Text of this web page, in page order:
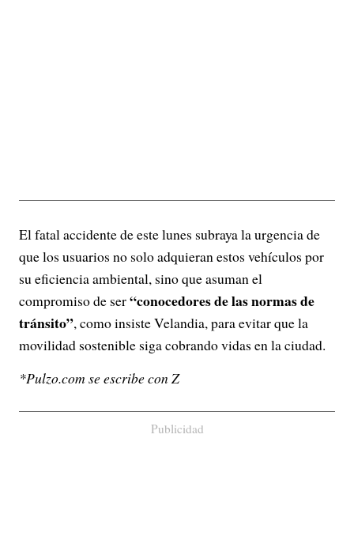
El fatal accidente de este lunes subraya la urgencia de
que los usuarios no solo adquieran estos vehículos por
su eficiencia ambiental, sino que asuman el
compromiso de ser“conocedores de las normas de
tránsito”, como insiste Velandia, para evitar que la
movilidad sostenible siga cobrando vidas en la ciudad.
*Pulzo.com se escribe con Z
Publicidad